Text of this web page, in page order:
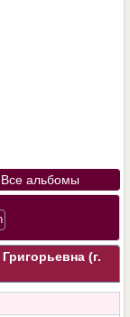
Все альбомы
(г.